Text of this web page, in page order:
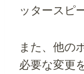
ッタースピ
また、他の
必要な変更